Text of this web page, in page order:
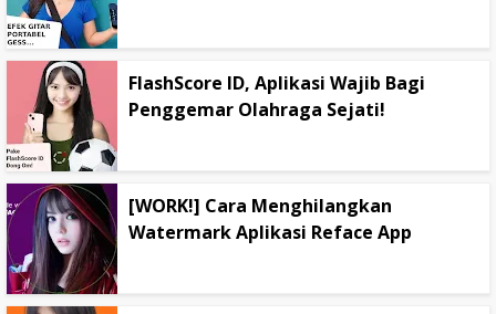
FlashScore ID, Aplikasi Wajib Bagi
Penggemar Olahraga Sejati!
[WORK!] Cara Menghilangkan
Watermark Aplikasi Reface App